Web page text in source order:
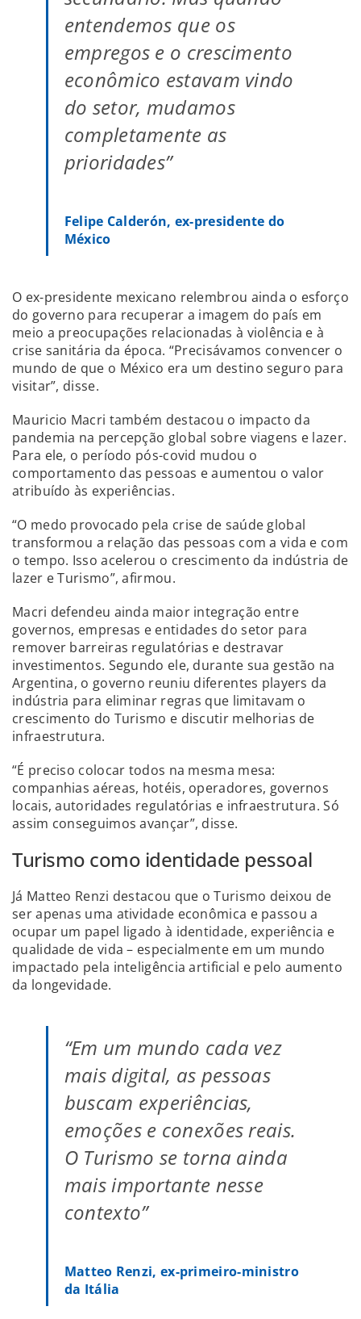
entendemos que os
empregos e o crescimento
econômico estavam vindo
do setor, mudamos
completamente as
prioridades”
Felipe Calderón, ex-presidente do
México
O ex-presidente mexicano relembrou ainda o esforço
do governo para recuperar a imagem do país em
meio a preocupações relacionadas à violência e à
crise sanitária da época. “Precisávamos convencer o
mundo de que o México era um destino seguro para
visitar”, disse.
Mauricio Macri também destacou o impacto da
pandemia na percepção global sobre viagens e lazer.
Para ele, o período pós-covid mudou o
comportamento das pessoas e aumentou o valor
atribuído às experiências.
“O medo provocado pela crise de saúde global
transformou a relação das pessoas com a vida e com
o tempo. Isso acelerou o crescimento da indústria de
lazer e Turismo”, afirmou.
Macri defendeu ainda maior integração entre
governos, empresas e entidades do setor para
remover barreiras regulatórias e destravar
investimentos. Segundo ele, durante sua gestão na
Argentina, o governo reuniu diferentes players da
indústria para eliminar regras que limitavam o
crescimento do Turismo e discutir melhorias de
infraestrutura.
“É preciso colocar todos na mesma mesa:
companhias aéreas, hotéis, operadores, governos
locais, autoridades regulatórias e infraestrutura. Só
assim conseguimos avançar”, disse.
Turismo como identidade pessoal
Já Matteo Renzi destacou que o Turismo deixou de
ser apenas uma atividade econômica e passou a
ocupar um papel ligado à identidade, experiência e
qualidade de vida – especialmente em um mundo
impactado pela inteligência artificial e pelo aumento
da longevidade.
“Em um mundo cada vez
mais digital, as pessoas
buscam experiências,
emoções e conexões reais.
O Turismo se torna ainda
mais importante nesse
contexto”
Matteo Renzi, ex-primeiro-ministro
da Itália